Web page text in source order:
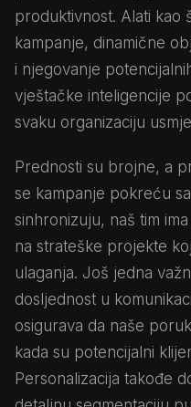
produktivnost. Alati kao
kampanje, dinamične
i njegovanje
vještačke inteligencije
svaku organizaciju
Prednosti su brojne, a
se kampanje pokreću
sinhronizuju, naš tim
na strateške projekte
ulaganja. Još jedna
dosljednost u
osigurava da naše
kada su potencijalni
Personalizacija takođe